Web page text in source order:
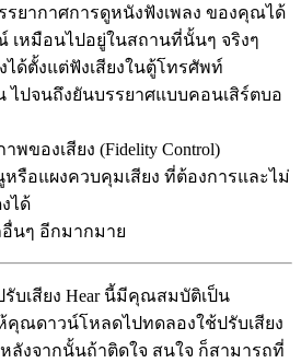
ยากาศการดูหนังฟังเพลง ของคุณได้
เหมือนไปอยู่ในสถานที่นั้นๆ จริงๆ
ได้ตั้งแต่ฟังเสียงในตู้โทรศัพท์
ไปจนถึงยันบรรยาศแบบคอนเสิร์ตบอ
ของเสียง (Fidelity Control)
หรือแผงควบคุมเสียง ที่ต้องการและไม่
ได้
นๆ อีกมากมาย
บเสียง Hear นี้มีคุณสมบัติเป็น
คุณดาวน์โหลดไปทดลองใช้ปรับเสียง
ลังจากนั้นถ้าติดใจ สนใจ ก็สามารถที่